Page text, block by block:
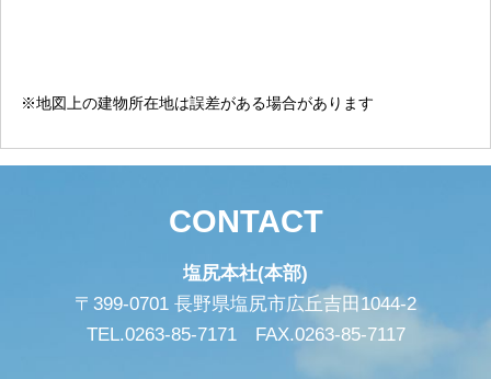
※地図上の建物所在地は誤差がある場合があります
CONTACT
塩尻本社(本部)
〒399-0701 長野県塩尻市広丘吉田1044-2
TEL.0263-85-7171 FAX.0263-85-7117